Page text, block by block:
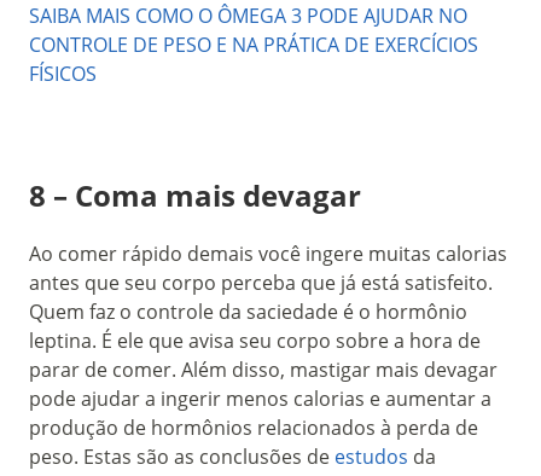
SAIBA MAIS COMO O ÔMEGA 3 PODE AJUDAR NO
CONTROLE DE PESO E NA PRÁTICA DE EXERCÍCIOS
FÍSICOS
8 – Coma mais devagar
Ao comer rápido demais você ingere muitas calorias
antes que seu corpo perceba que já está satisfeito.
Quem faz o controle da saciedade é o hormônio
leptina. É ele que avisa seu corpo sobre a hora de
parar de comer. Além disso, mastigar mais devagar
pode ajudar a ingerir menos calorias e aumentar a
produção de hormônios relacionados à perda de
peso. Estas são as conclusões de estudos da